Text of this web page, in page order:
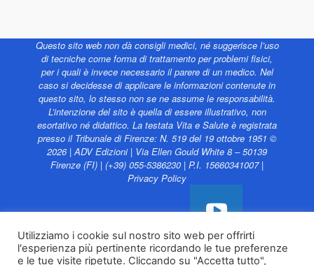
Questo sito web non dà consigli medici, né suggerisce l’uso
di tecniche come forma di trattamento per problemi fisici,
per i quali è invece necessario il parere di un medico. Nel
caso si decidesse di applicare le informazioni contenute in
questo sito, lo stesso non se ne assume le responsabilità.
L’intenzione del sito è quella di essere illustrativo, non
esortativo né didattico. La testata Vita e Salute è registrata
presso il Tribunale di Firenze: N. 519 del 19 ottobre 1951 ©
2026 | ADV Edizioni | Via Ellen Gould White 8 – 50139
Firenze (FI) | (+39) 055-5386230 | P.I. 15660341007 |
Privacy Policy
Vita e Salute web è
Utilizziamo i cookie sul nostro sito web per offrirti
l'esperienza più pertinente ricordando le tue preferenze
e le tue visite ripetute. Cliccando su "Accetta tutto",